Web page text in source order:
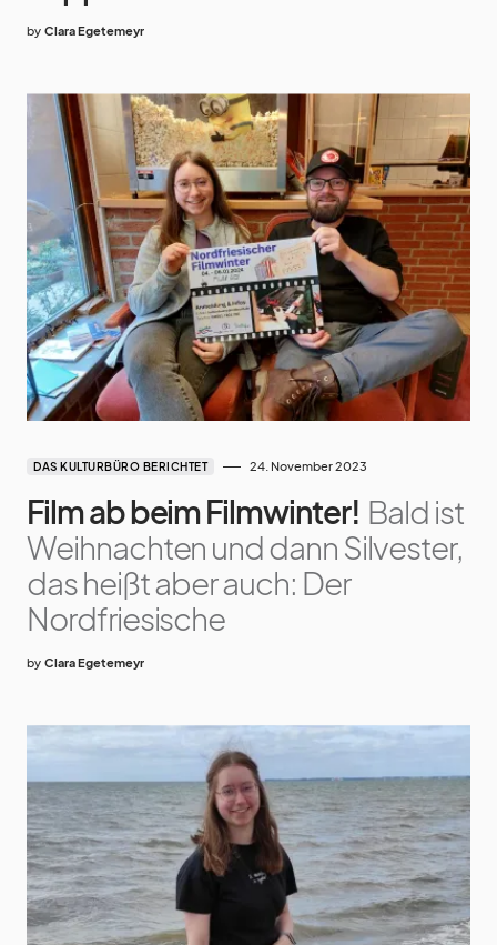
by Clara Egetemeyr
DAS KULTURBÜRO BERICHTET 24. November 2023
Film ab beim Filmwinter! Bald ist
Weihnachten und dann Silvester,
das heißt aber auch: Der
Nordfriesische
by Clara Egetemeyr